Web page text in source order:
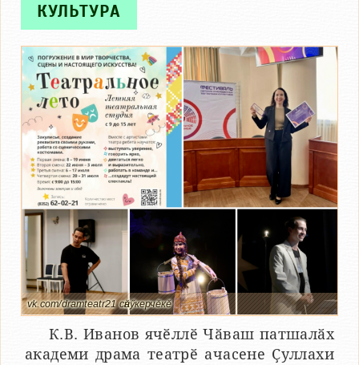
КУЛЬТУРА
vk.com/dramteatr21 сӑнӳкерчӗкӗ
К.В. Иванов ячӗллӗ Чӑваш патшалӑх
академи драма театрӗ ачасене Ҫуллахи